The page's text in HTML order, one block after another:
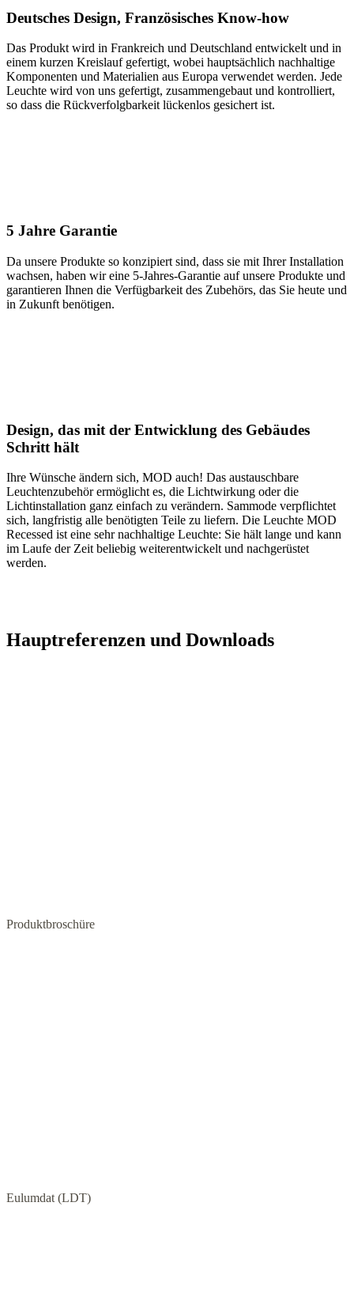
Deutsches Design, Französisches Know-how
Das Produkt wird in Frankreich und Deutschland entwickelt und in
einem kurzen Kreislauf gefertigt, wobei hauptsächlich nachhaltige
Komponenten und Materialien aus Europa verwendet werden. Jede
Leuchte wird von uns gefertigt, zusammengebaut und kontrolliert,
so dass die Rückverfolgbarkeit lückenlos gesichert ist.
5 Jahre Garantie
Da unsere Produkte so konzipiert sind, dass sie mit Ihrer Installation
wachsen, haben wir eine 5-Jahres-Garantie auf unsere Produkte und
garantieren Ihnen die Verfügbarkeit des Zubehörs, das Sie heute und
in Zukunft benötigen.
Design, das mit der Entwicklung des Gebäudes
Schritt hält
Ihre Wünsche ändern sich, MOD auch! Das austauschbare
Leuchtenzubehör ermöglicht es, die Lichtwirkung oder die
Lichtinstallation ganz einfach zu verändern. Sammode verpflichtet
sich, langfristig alle benötigten Teile zu liefern. Die Leuchte MOD
Recessed ist eine sehr nachhaltige Leuchte: Sie hält lange und kann
im Laufe der Zeit beliebig weiterentwickelt und nachgerüstet
werden.
Hauptreferenzen und Downloads
Produktbroschüre
Eulumdat (LDT)